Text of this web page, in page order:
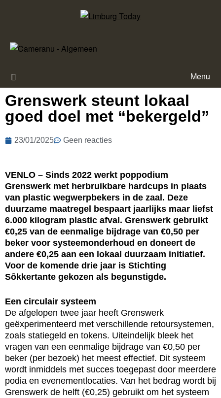
Menu
Grenswerk steunt lokaal
goed doel met “bekergeld”
23/01/2025 Geen reacties
VENLO – Sinds 2022 werkt poppodium
Grenswerk met herbruikbare hardcups in plaats
van plastic wegwerpbekers in de zaal. Deze
duurzame maatregel bespaart jaarlijks maar liefst
6.000 kilogram plastic afval. Grenswerk gebruikt
€0,25 van de eenmalige bijdrage van €0,50 per
beker voor systeemonderhoud en doneert de
andere €0,25 aan een lokaal duurzaam initiatief.
Voor de komende drie jaar is Stichting
Sôkkertante gekozen als begunstigde.
Een circulair systeem
De afgelopen twee jaar heeft Grenswerk
geëxperimenteerd met verschillende retoursystemen,
zoals statiegeld en tokens. Uiteindelijk bleek het
vragen van een eenmalige bijdrage van €0,50 per
beker (per bezoek) het meest effectief. Dit systeem
wordt inmiddels met succes toegepast door meerdere
podia en evenementlocaties. Van het bedrag wordt bij
Grenswerk de helft (€0,25) gebruikt om het systeem